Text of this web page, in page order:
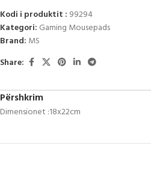
Kodi i produktit : 99294
Kategori: Gaming Mousepads
Brand: MS
Share:
Përshkrim
Dimensionet :18x22cm